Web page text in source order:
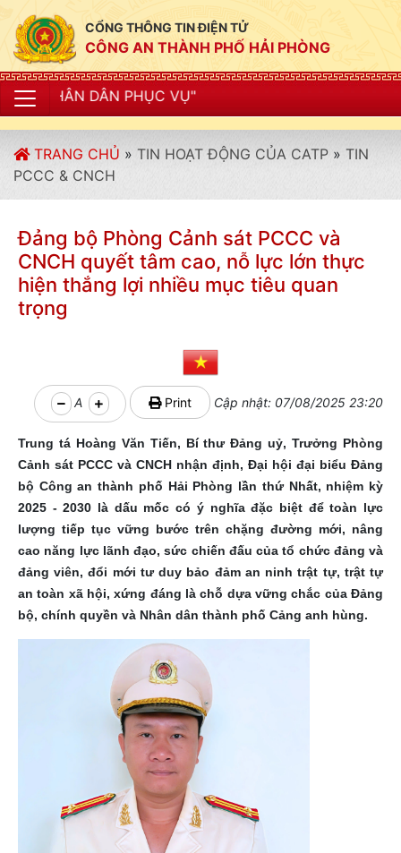
CỔNG THÔNG TIN ĐIỆN TỬ
CÔNG AN THÀNH PHỐ HẢI PHÒNG
TRANG CHỦ » TIN HOẠT ĐỘNG CỦA CATP » TIN
PCCC & CNCH
Đảng bộ Phòng Cảnh sát PCCC và
CNCH quyết tâm cao, nỗ lực lớn thực
hiện thắng lợi nhiều mục tiêu quan
trọng
A Print Cập nhật: 07/08/2025 23:20
Trung tá Hoàng Văn Tiến, Bí thư Đảng uỷ, Trưởng Phòng
Cảnh sát PCCC và CNCH nhận định, Đại hội đại biểu Đảng
bộ Công an thành phố Hải Phòng lần thứ Nhất, nhiệm kỳ
2025 - 2030 là dấu mốc có ý nghĩa đặc biệt để toàn lực
lượng tiếp tục vững bước trên chặng đường mới, nâng
cao năng lực lãnh đạo, sức chiến đấu của tổ chức đảng và
đảng viên, đổi mới tư duy bảo đảm an ninh trật tự, trật tự
an toàn xã hội, xứng đáng là chỗ dựa vững chắc của Đảng
bộ, chính quyền và Nhân dân thành phố Cảng anh hùng.